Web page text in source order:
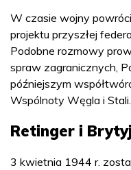
W czasie wojny
projektu przyszłej
Podobne rozmowy
spraw zagranicznych,
późniejszym
Wspólnoty Węgla i Stali.
Retinger i
3 kwietnia 1944 r.